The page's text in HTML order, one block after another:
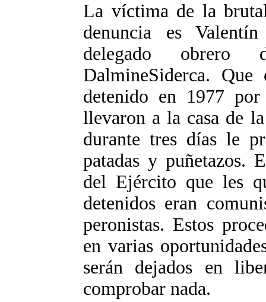
La víctima de la
denuncia es
delegado obrero
DalmineSiderca.
detenido en 1977
llevaron a la casa de
durante tres días le
patadas y puñetazos.
del Ejército que les
detenidos eran
peronistas. Estos
en varias
serán dejados en
comprobar nada.